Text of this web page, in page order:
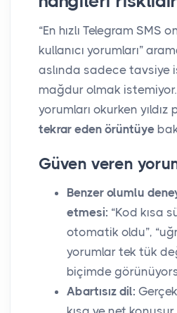
“En hızlı Telegram SMS
kullanıcı yorumları”
aslında sadece tavsiye
mağdur olmak
yorumları okurken yıldız
tekrar eden örüntüye
Güven veren
Benzer olumlu
etmesi: “Kod kısa
otomatik oldu”,
yorumlar tek tük
biçimde
Abartısız dil: